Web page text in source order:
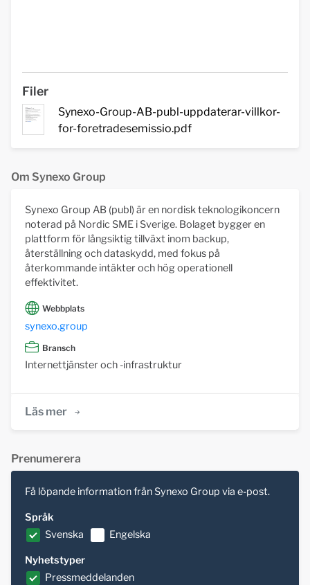
Filer
Synexo-Group-AB-publ-uppdaterar-villkor-
for-foretradesemissio.pdf
Om Synexo Group
Synexo Group AB (publ) är en nordisk teknologikoncern
noterad på Nordic SME i Sverige. Bolaget bygger en
plattform för långsiktig tillväxt inom backup,
återställning och dataskydd, med fokus på
återkommande intäkter och hög operationell
effektivitet.
Webbplats
synexo.group
Bransch
Internettjänster och -infrastruktur
Läs mer
Prenumerera
Få löpande information från Synexo Group via e-post.
Språk
Svenska
Engelska
Nyhetstyper
Pressmeddelanden